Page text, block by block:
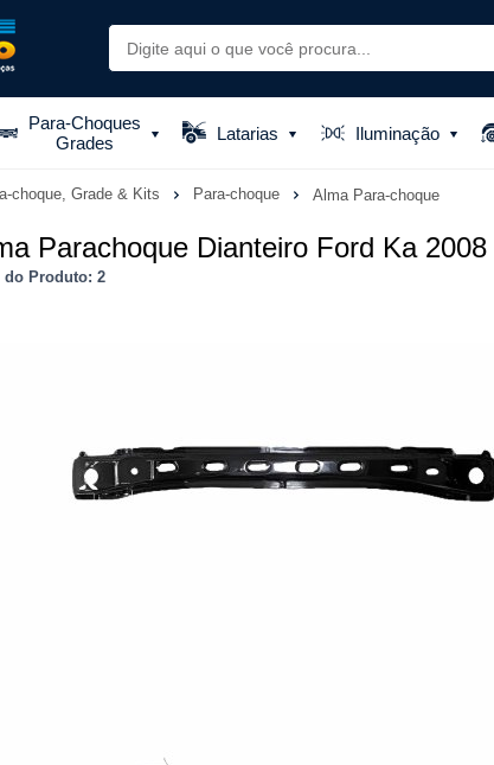
Para-Choques
Grades
Latarias Iluminação
choque, Grade & Kits Para-choque Alma Para-choque
Parachoque Dianteiro Ford Ka
do Produto: 2